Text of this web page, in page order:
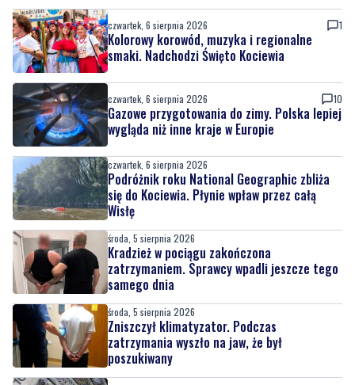
czwartek, 6 sierpnia 2026 1
Kolorowy korowód, muzyka i regionalne
smaki. Nadchodzi Święto Kociewia
czwartek, 6 sierpnia 2026 10
Gazowe przygotowania do zimy. Polska lepiej
wygląda niż inne kraje w Europie
czwartek, 6 sierpnia 2026
Podróżnik roku National Geographic zbliża
się do Kociewia. Płynie wpław przez całą
Wisłę
środa, 5 sierpnia 2026
Kradzież w pociągu zakończona
zatrzymaniem. Sprawcy wpadli jeszcze tego
samego dnia
środa, 5 sierpnia 2026
Zniszczył klimatyzator. Podczas
zatrzymania wyszło na jaw, że był
poszukiwany